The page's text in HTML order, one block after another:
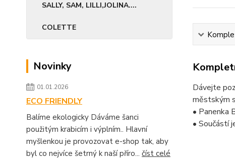
SALLY, SAM, LILLI,JOLINA....
COLETTE
Novinky
01.01.2026
ECO FRIENDLY
Balíme ekologicky Dáváme šanci
použitým krabicím i výplním.. Hlavní
myšlenkou je provozovat e-shop tak, aby
byl co nejvíce šetrný k naší příro... číst celé
Dávejte
městským
• Panenka
• Součástí